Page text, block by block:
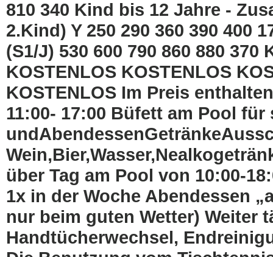
810 340 Kind bis 12 Jahre -
2.Kind) Y 250 290 360 390 400
(S1/J) 530 600 790 860 880
KOSTENLOS KOSTENLOS
KOSTENLOS Im Preis
11:00- 17:00 Büfett am Pool
über Tag am Pool von 10:00-
1x in der Woche Abendessen
nur beim guten Wetter) Weiter
Handtücherwechsel,